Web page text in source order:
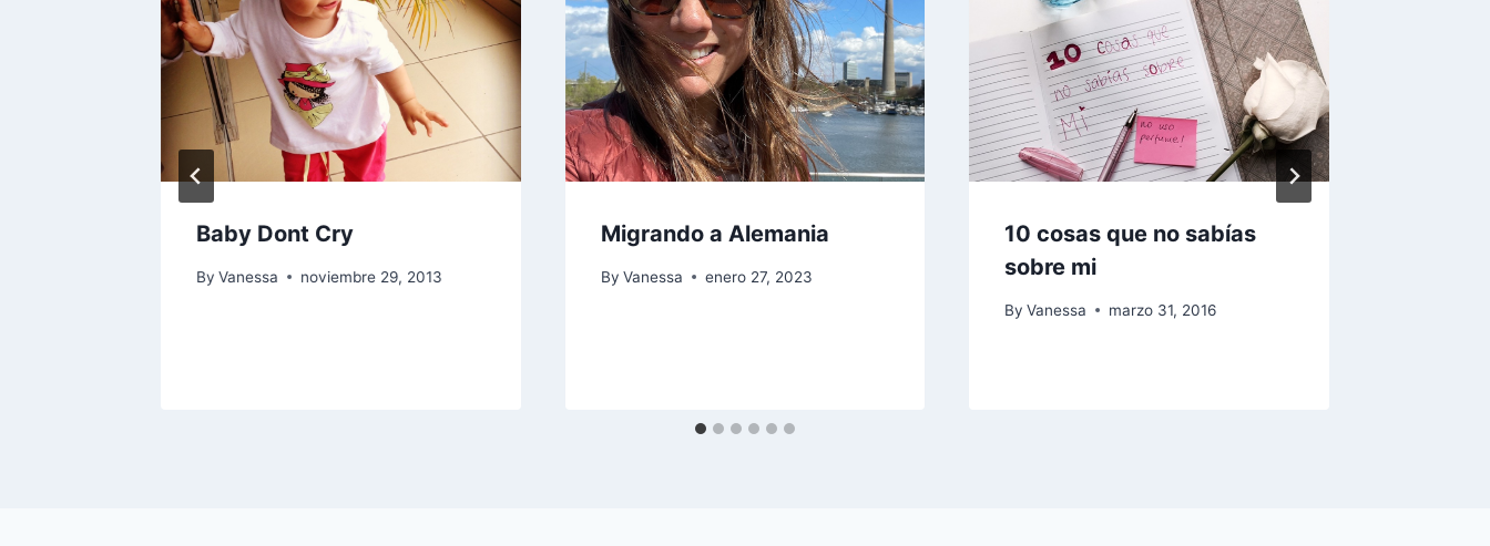
Baby Dont Cry
By Vanessa noviembre 29, 2013
Migrando a Alemania
By Vanessa enero 27, 2023
10 cosas que no sabías
sobre mi
By Vanessa marzo 31, 2016